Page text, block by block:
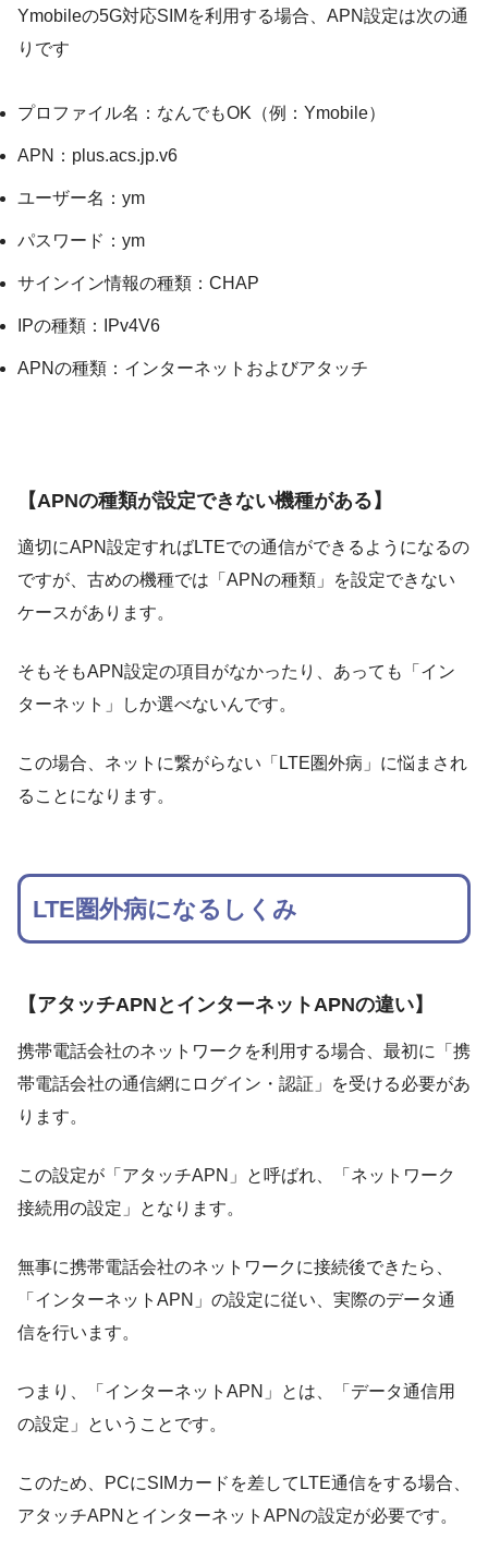
Ymobileの5G対応SIMを利用する場合、APN設定は次の通
りです
プロファイル名：なんでもOK（例：Ymobile）
APN：plus.acs.jp.v6
ユーザー名：ym
パスワード：ym
サインイン情報の種類：CHAP
IPの種類：IPv4V6
APNの種類：インターネットおよびアタッチ
【APNの種類が設定できない機種がある】
適切にAPN設定すればLTEでの通信ができるようになるの
ですが、古めの機種では「APNの種類」を設定できない
ケースがあります。
そもそもAPN設定の項目がなかったり、あっても「イン
ターネット」しか選べないんです。
この場合、ネットに繋がらない「LTE圏外病」に悩まされ
ることになります。
LTE圏外病になるしくみ
【アタッチAPNとインターネットAPNの違い】
携帯電話会社のネットワークを利用する場合、最初に「携
帯電話会社の通信網にログイン・認証」を受ける必要があ
ります。
この設定が「アタッチAPN」と呼ばれ、「ネットワーク
接続用の設定」となります。
無事に携帯電話会社のネットワークに接続後できたら、
「インターネットAPN」の設定に従い、実際のデータ通
信を行います。
つまり、「インターネットAPN」とは、「データ通信用
の設定」ということです。
このため、PCにSIMカードを差してLTE通信をする場合、
アタッチAPNとインターネットAPNの設定が必要です。